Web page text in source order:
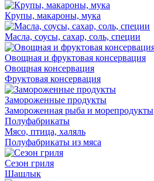
Крупы, макароны, мука
Масла, соусы, сахар, соль, специи
Овощная и фруктовая консервация
Овощная консервация
Фруктовая консервация
Замороженные продукты
Замороженная рыба и морепродукты
Полуфабрикаты
Мясо, птица, халяль
Полуфабрикаты из мяса
Сезон гриля
Шашлык